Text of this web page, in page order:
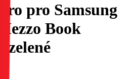
pro Samsung
Book
zelené